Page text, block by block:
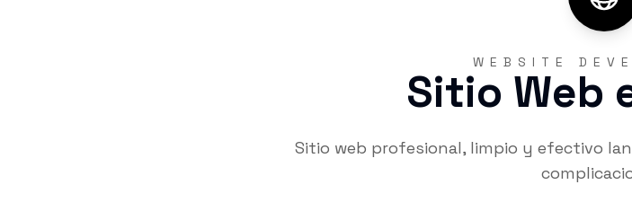
WEBSITE
Sitio Web
Sitio web profesional, limpio y efectivo